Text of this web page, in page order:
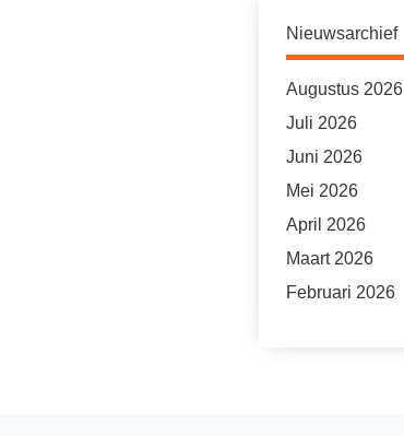
Nieuwsarchief
Augustus 2026
Juli 2026
Juni 2026
Mei 2026
April 2026
Maart 2026
Februari 2026